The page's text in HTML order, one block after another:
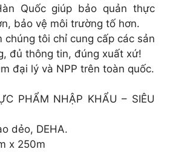
Quốc giúp bảo quản thực
bảo vệ môi trường tố hơn.
chúng tôi chỉ cung cấp các sản
đủ thông tin, đúng xuất xứ!
đại lý và NPP trên toàn quốc.
PHẨM NHẬP KHẨU – SIÊU
dẻo, DEHA.
x 250m